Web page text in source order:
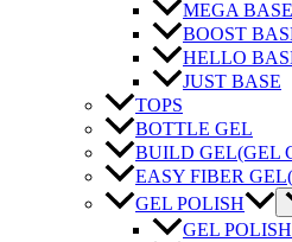
MEGA BASE
BOOST
HELLO
JUST BASE
TOPS
BOTTLE GEL
BUILD GEL(GEL
EASY FIBER GEL
GEL POLISH
GEL